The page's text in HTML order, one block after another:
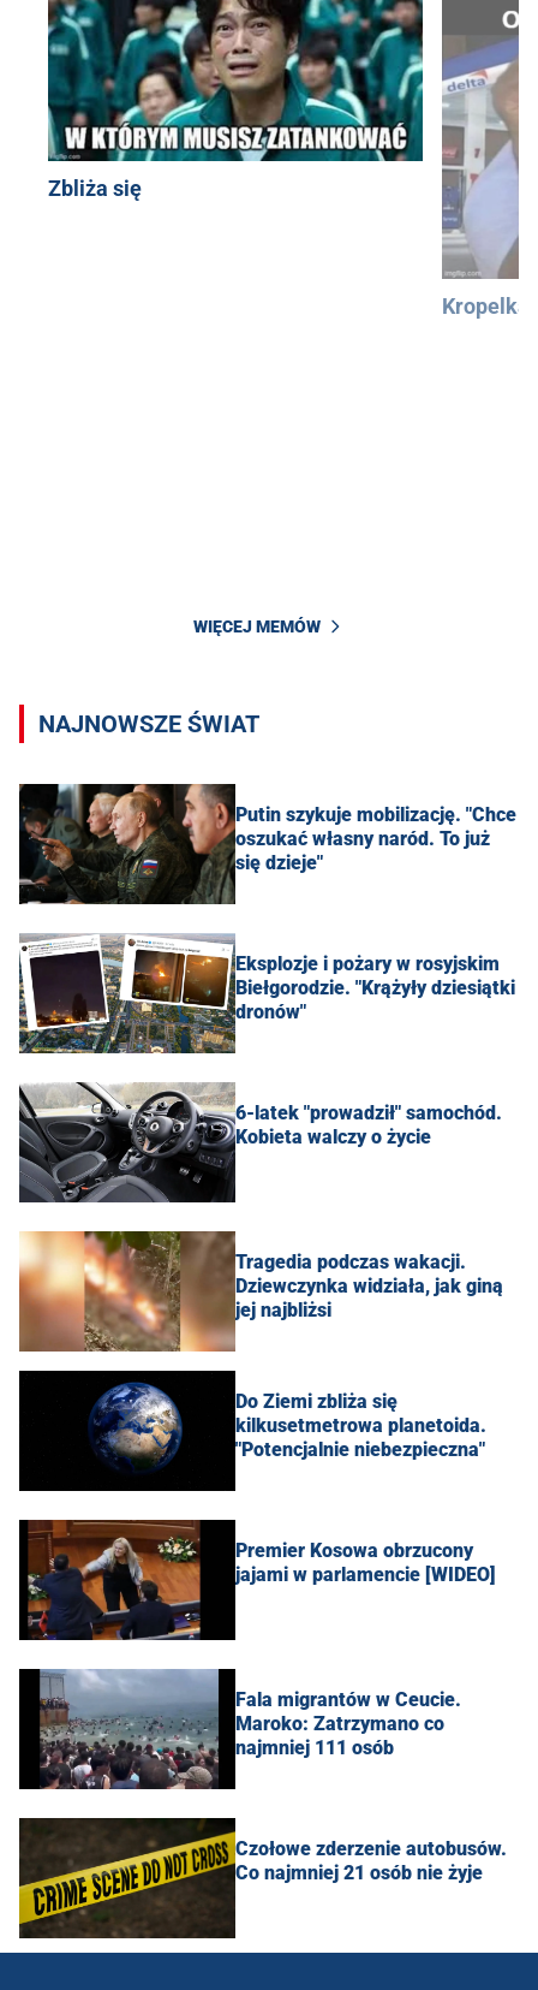
Zbliża się
Kropelka
WIĘCEJ MEMÓW
NAJNOWSZE ŚWIAT
Putin szykuje mobilizację. "Chce
oszukać własny naród. To już
się dzieje"
Eksplozje i pożary w rosyjskim
Biełgorodzie. "Krążyły dziesiątki
dronów"
6-latek "prowadził" samochód.
Kobieta walczy o życie
Tragedia podczas wakacji.
Dziewczynka widziała, jak giną
jej najbliżsi
Do Ziemi zbliża się
kilkusetmetrowa planetoida.
"Potencjalnie niebezpieczna"
Premier Kosowa obrzucony
jajami w parlamencie [WIDEO]
Fala migrantów w Ceucie.
Maroko: Zatrzymano co
najmniej 111 osób
Czołowe zderzenie autobusów.
Co najmniej 21 osób nie żyje